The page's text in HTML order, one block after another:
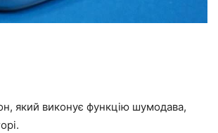
який виконує функцію шумодава,